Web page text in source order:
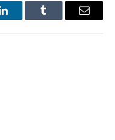
LinkedInTumblr Email